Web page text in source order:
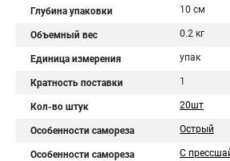
Глубина упаковки 10 см
Объемный вес 0.2 кг
Единица измерения упак
Кратность поставки 1
Кол-во штук 20шт
Особенности самореза Острый
Особенности самореза С